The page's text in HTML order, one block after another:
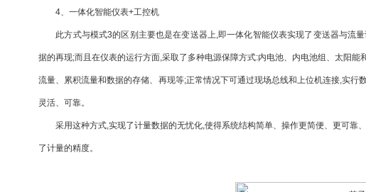
4、一体化智能仪表+工控机
此方式与模式3的区别主要也是在变送器上,即一体化智能仪表实现了变送器与流
据的再现;而且在仪表的运行方面,采取了多种电源保障方式:内电池、内电池组、太阳
流量、累积流量和数据的存储、再现等;正常情况下可通过现场总线和上位机连接,实
灵活、可靠。
采用这种方式,实现了计量数据的无忧化,使得系统结构简单、操作更简便、更可靠
了计量的精度。